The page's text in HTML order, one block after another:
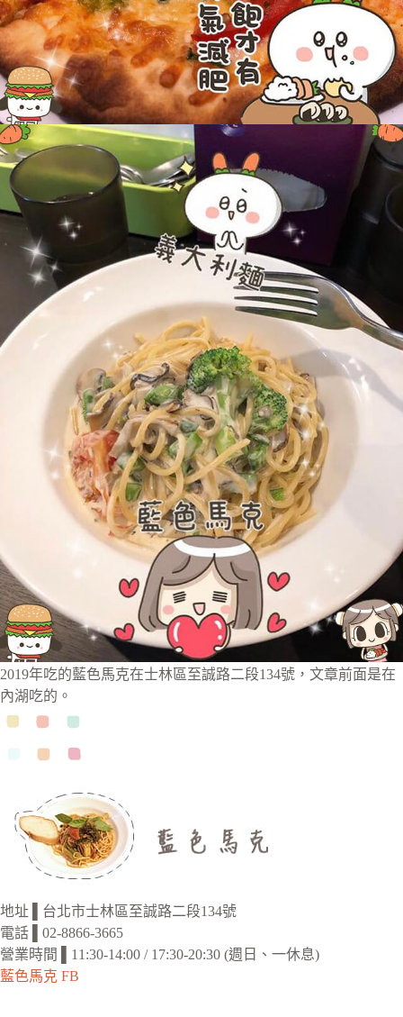
2019年吃的藍色馬克在士林區至誠路二段134號，文章前面是在
內湖吃的。
地址 ▌台北市士林區至誠路二段134號
電話 ▌02-8866-3665
營業時間 ▌11:30-14:00 / 17:30-20:30 (週日、一休息)
藍色馬克 FB